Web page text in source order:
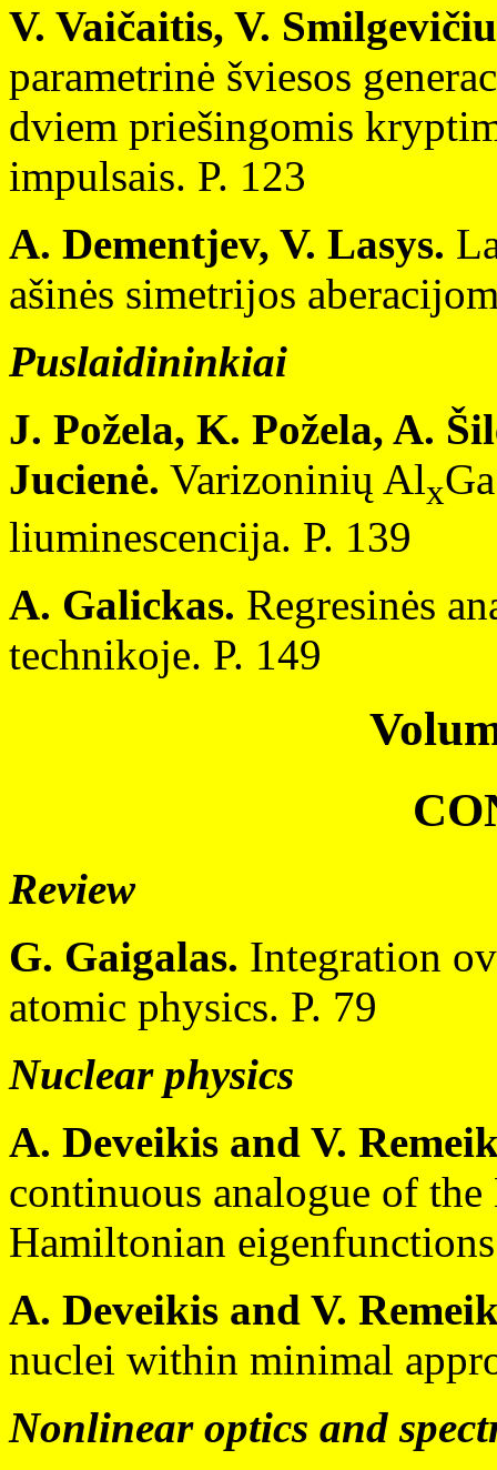
V. Vaičaitis, V.
parametrinė šviesos
dviem priešingomis
impulsais. P. 123
A. Dementjev, V. Lasys.
ašinės simetrijos
Puslaidininkiai
J. Požela, K. Požela, A.
Jucienė. Varizoninių AlxGa
liuminescencija. P. 139
A. Galickas. Regresinės
technikoje. P. 149
Review
G. Gaigalas. Integration
atomic physics. P. 79
Nuclear physics
A. Deveikis and V.
continuous analogue of
Hamiltonian
A. Deveikis and V.
nuclei within minimal
Nonlinear optics and